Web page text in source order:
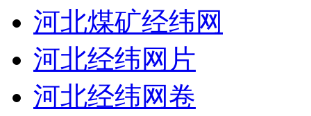
河北煤矿经纬网
河北经纬网片
河北经纬网卷